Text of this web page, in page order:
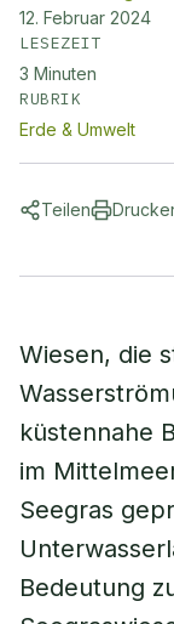
12. Februar 2024
LESEZEIT
3 Minuten
RUBRIK
Erde & Umwelt
Teilen
Wiesen, die
küstennahe
im
Seegras
Bedeutung